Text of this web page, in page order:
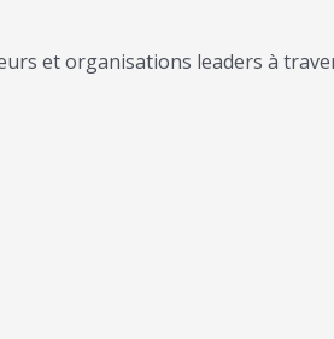
et organisations leaders à